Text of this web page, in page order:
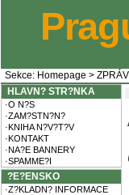
Sekce: Homepage >
HLAVN? STR?NKA
·O N?S
·ZAM?STN?N?
·KNIHA N?V?T?V
·KONTAKT
·NA?E BANNERY
·SPAMME?I
?E?ENSKO
·Z?KLADN? INFORMACE